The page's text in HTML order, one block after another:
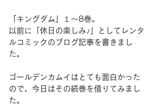
「キングダム」１～8巻。
以前に「休日の楽しみ♪」としてレンタ
ルコミックのブログ記事を書きまし
た。
ゴールデンカムイはとても面白かった
ので、今日はその続巻を借りてみまし
た。